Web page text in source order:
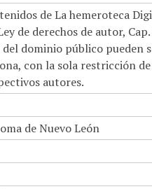
de La hemeroteca
de derechos de autor,
del dominio público pueden
con la sola restricción
autores.
de Nuevo León